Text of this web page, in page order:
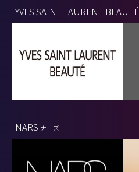
YVES SAINT LAURENT BEAUTÉ
NARS ナーズ